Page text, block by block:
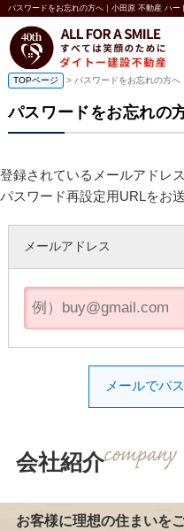
パスワードをお忘れの方へ｜小田原 不動産 ハ
TOPページ > パスワードをお忘れの方へ
パスワードをお忘れの
登録されているメールアドレ
パスワード再設定用URLをお
メールアドレス
会社紹介
お客様に理想の住まいを